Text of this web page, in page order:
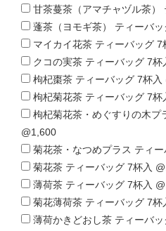
甘茶蔓茶（アマチャヅル茶
蓬茶（ヨモギ茶） ティーバ
マイカイ花茶 ティーバッグ
クコの実茶 ティーバッグ 7杯
枸杞棗茶 ティーバッグ 7杯入
枸杞菊花茶 ティーバッグ 7杯
枸杞菊花茶・めぐすりの木プ
@1,600
菊花茶・なつめプラス ティ
菊花茶 ティーバッグ 7杯入
薄荷茶 ティーバッグ 7杯入
菊花薄荷茶 ティーバッグ 7杯
薄荷かきどおし茶 ティーバ